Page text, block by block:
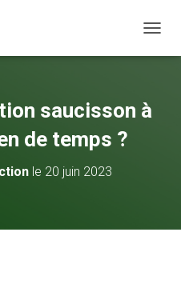
saucisson à
de temps ?
le 20 juin 2023